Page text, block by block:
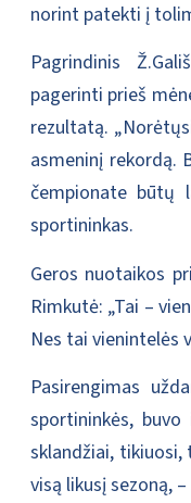
norint patekti į
Pagrindinis
pagerinti prieš
rezultatą.
asmeninį rekordą.
čempionate būtų
sportininkas.
Geros nuotaikos
Rimkutė: „Tai –
Nes tai vienintelės
Pasirengimas
sportininkės,
sklandžiai,
visą likusį sezoną,